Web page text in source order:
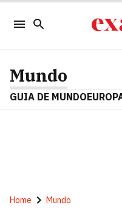
Mundo
GUIA DE MUNDO
Home Mundo